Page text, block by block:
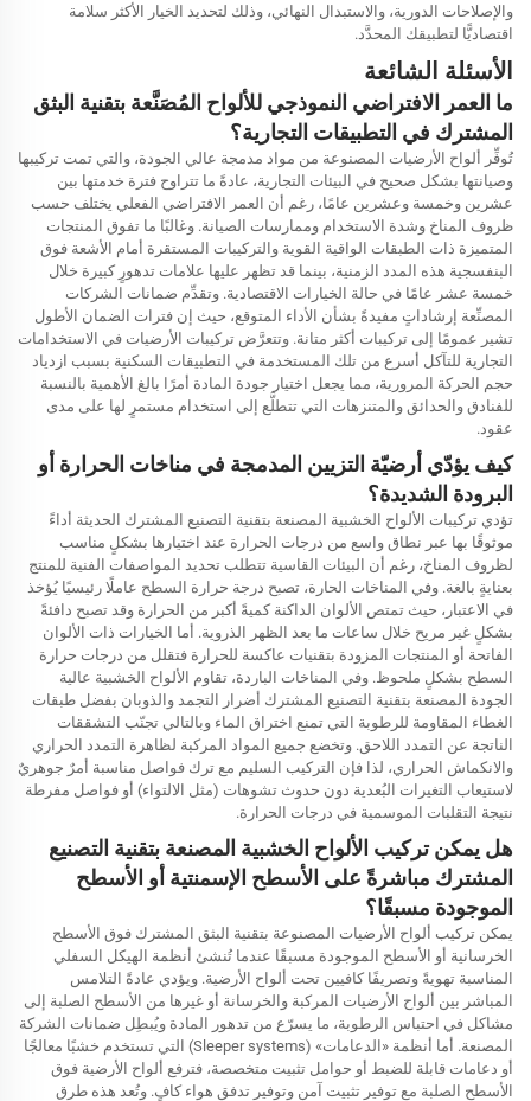
والإصلاحات الدورية، والاستبدال النهائي، وذلك لتحديد الخيار الأكثر سلامة
اقتصاديًّا لتطبيقك المحدَّد.
الأسئلة الشائعة
ما العمر الافتراضي النموذجي للألواح المُصَنَّعة بتقنية البثق
المشترك في التطبيقات التجارية؟
تُوفِّر ألواح الأرضيات المصنوعة من مواد مدمجة عالي الجودة، والتي تمت تركيبها
وصيانتها بشكل صحيح في البيئات التجارية، عادةً ما تتراوح فترة خدمتها بين
عشرين وخمسة وعشرين عامًا، رغم أن العمر الافتراضي الفعلي يختلف حسب
ظروف المناخ وشدة الاستخدام وممارسات الصيانة. وغالبًا ما تفوق المنتجات
المتميزة ذات الطبقات الواقية القوية والتركيبات المستقرة أمام الأشعة فوق
البنفسجية هذه المدد الزمنية، بينما قد تظهر عليها علامات تدهورٍ كبيرة خلال
خمسة عشر عامًا في حالة الخيارات الاقتصادية. وتقدِّم ضمانات الشركات
المصنِّعة إرشاداتٍ مفيدةً بشأن الأداء المتوقع، حيث إن فترات الضمان الأطول
تشير عمومًا إلى تركيبات أكثر متانة. وتتعرَّض تركيبات الأرضيات في الاستخدامات
التجارية للتآكل أسرع من تلك المستخدمة في التطبيقات السكنية بسبب ازدياد
حجم الحركة المرورية، مما يجعل اختيار جودة المادة أمرًا بالغ الأهمية بالنسبة
للفنادق والحدائق والمتنزهات التي تتطلَّع إلى استخدام مستمرٍ لها على مدى
عقود.
كيف يؤدّي أرضيّة التزيين المدمجة في مناخات الحرارة أو
البرودة الشديدة؟
تؤدي تركيبات الألواح الخشبية المصنعة بتقنية التصنيع المشترك الحديثة أداءً
موثوقًا بها عبر نطاق واسع من درجات الحرارة عند اختيارها بشكلٍ مناسب
لظروف المناخ، رغم أن البيئات القاسية تتطلب تحديد المواصفات الفنية للمنتج
بعنايةٍ بالغة. وفي المناخات الحارة، تصبح درجة حرارة السطح عاملًا رئيسيًا يُؤخذ
في الاعتبار، حيث تمتص الألوان الداكنة كميةً أكبر من الحرارة وقد تصبح دافئةً
بشكلٍ غير مريح خلال ساعات ما بعد الظهر الذروية. أما الخيارات ذات الألوان
الفاتحة أو المنتجات المزودة بتقنيات عاكسة للحرارة فتقلل من درجات حرارة
السطح بشكلٍ ملحوظ. وفي المناخات الباردة، تقاوم الألواح الخشبية عالية
الجودة المصنعة بتقنية التصنيع المشترك أضرار التجمد والذوبان بفضل طبقات
الغطاء المقاومة للرطوبة التي تمنع اختراق الماء وبالتالي تجنّب التشققات
الناتجة عن التمدد اللاحق. وتخضع جميع المواد المركبة لظاهرة التمدد الحراري
والانكماش الحراري، لذا فإن التركيب السليم مع ترك فواصل مناسبة أمرٌ جوهريٌ
لاستيعاب التغيرات البُعدية دون حدوث تشوهات (مثل الالتواء) أو فواصل مفرطة
نتيجة التقلبات الموسمية في درجات الحرارة.
هل يمكن تركيب الألواح الخشبية المصنعة بتقنية التصنيع
المشترك مباشرةً على الأسطح الإسمنتية أو الأسطح
الموجودة مسبقًا؟
يمكن تركيب ألواح الأرضيات المصنوعة بتقنية البثق المشترك فوق الأسطح
الخرسانية أو الأسطح الموجودة مسبقًا عندما تُنشئ أنظمة الهيكل السفلي
المناسبة تهويةً وتصريفًا كافيين تحت ألواح الأرضية. ويؤدي عادةً التلامس
المباشر بين ألواح الأرضيات المركبة والخرسانة أو غيرها من الأسطح الصلبة إلى
مشاكل في احتباس الرطوبة، ما يسرّع من تدهور المادة ويُبطِل ضمانات الشركة
المصنعة. أما أنظمة «الدعامات» (Sleeper systems) التي تستخدم خشبًا معالجًا
أو دعامات قابلة للضبط أو حوامل تثبيت متخصصة، فترفع ألواح الأرضية فوق
الأسطح الصلبة مع توفير تثبيت آمن وتوفير تدفق هواء كافٍ. وتُعد هذه طرق